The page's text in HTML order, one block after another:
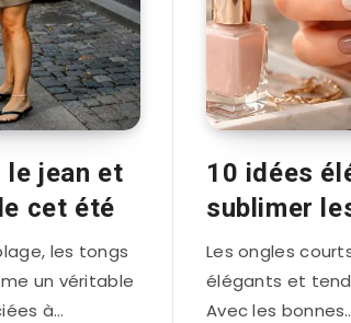
jean et
cet été
les tongs
un véritable
à…
10 idées
sublimer
Les ongles
élégants et
Avec les